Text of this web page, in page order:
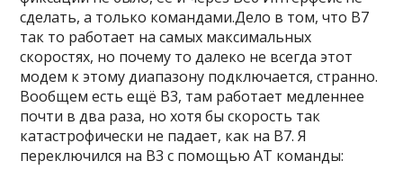
сделать, а только командами.Дело в том, что B7
так то работает на самых максимальных
скоростях, но почему то далеко не всегда этот
модем к этому диапазону подключается, странно.
Вообщем есть ещё B3, там работает медленнее
почти в два раза, но хотя бы скорость так
катастрофически не падает, как на B7. Я
переключился на B3 с помощью АТ команды: